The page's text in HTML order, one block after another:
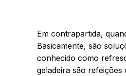
Em contrapartida,
Basicamente, são
conhecido como
geladeira são refeições